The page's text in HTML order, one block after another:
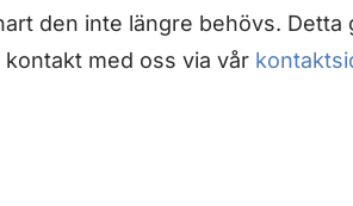
den inte längre behövs.
med oss via vår